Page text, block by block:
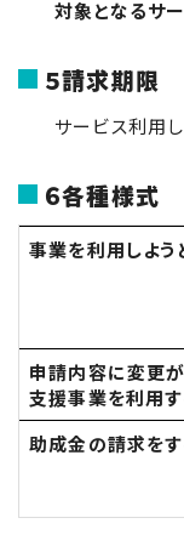
対象となるサ
５請求期限
サービス利用
６各種様式
事業を利用しよう
申請内容に変更
支援事業を利用
助成金の請求を